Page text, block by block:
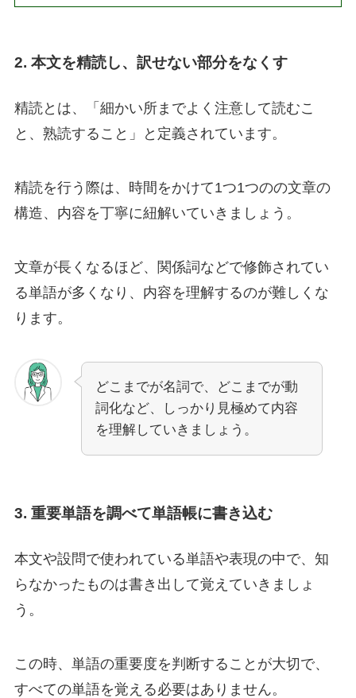
2. 本文を精読し、訳せない部分をなくす
精読とは、「細かい所までよく注意して読むこ
と、熟読すること」と定義されています。
精読を行う際は、時間をかけて1つ1つのの文章の
構造、内容を丁寧に紐解いていきましょう。
文章が長くなるほど、関係詞などで修飾されてい
る単語が多くなり、内容を理解するのが難しくな
ります。
どこまでが名詞で、どこまでが動
詞化など、しっかり見極めて内容
を理解していきましょう。
3. 重要単語を調べて単語帳に書き込む
本文や設問で使われている単語や表現の中で、知
らなかったものは書き出して覚えていきましょ
う。
この時、単語の重要度を判断することが大切で、
すべての単語を覚える必要はありません。